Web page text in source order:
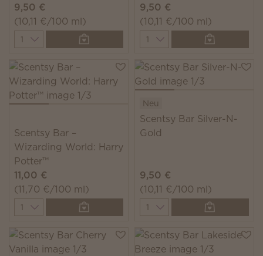
9,50 €
(10,11 €/100 ml)
Quantity
9,50 €
(10,11 €/100 ml)
Quantity
Scentsy Bar –
Wizarding World: Harry
Potter™
11,00 €
(11,70 €/100 ml)
Quantity
Neu
Scentsy Bar Silver-N-
Gold
9,50 €
(10,11 €/100 ml)
Quantity